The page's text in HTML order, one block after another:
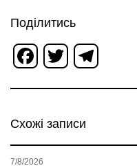
Поділитись
Facebook
Twitter
Схожі записи
7/8/2026